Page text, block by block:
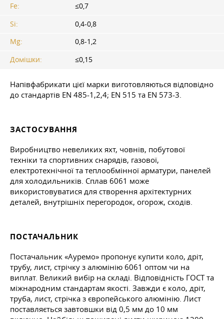
Fe:
≤0,7
Si:
0,4-0,8
Mg:
0,8-1,2
Домішки:
≤0,15
Напівфабрикати цієї марки виготовляються відповідно
до стандартів EN 485-1,2,4; EN 515 та EN 573-3.
ЗАСТОСУВАННЯ
Виробництво невеликих яхт, човнів, побутової
техніки та спортивних снарядів, газової,
електротехнічної та теплообмінної арматури, панелей
для холодильників. Сплав 6061 може
використовуватися для створення архітектурних
деталей, внутрішніх перегородок, огорож, сходів.
ПОСТАЧАЛЬНИК
Постачальник «Ауремо» пропонує купити коло, дріт,
трубу, лист, стрічку з алюмінію 6061 оптом чи на
виплат. Великий вибір на складі. Відповідність ГОСТ та
міжнародним стандартам якості. Завжди є коло, дріт,
труба, лист, стрічка з європейського алюмінію. Лист
поставляється завтовшки від 0,5 мм до 10 мм